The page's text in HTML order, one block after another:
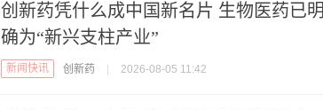
创新药凭什么成中国新名片 生物医药已明
确为“新兴支柱产业”
新闻快讯 创新药 2026-08-05 11:42